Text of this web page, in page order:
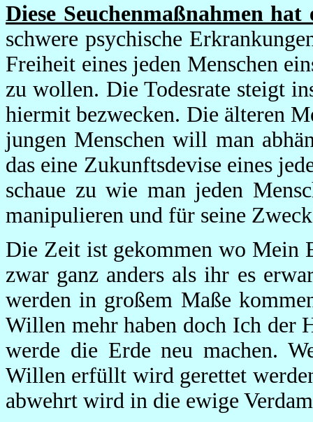
Diese Seuchenmaßnahmen hat
schwere psychische
Freiheit eines jeden Menschen
zu wollen. Die Todesrate steigt
hiermit bezwecken. Die älteren
jungen Menschen will man
das eine Zukunftsdevise eines
schaue zu wie man jeden
manipulieren und für seine
Die Zeit ist gekommen wo Mein
zwar ganz anders als ihr es
werden in großem Maße
Willen mehr haben doch Ich der
werde die Erde neu machen.
Willen erfüllt wird gerettet
abwehrt wird in die ewige